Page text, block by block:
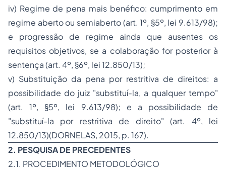
iv) Regime de pena mais benéfico: cumprimento em
regime aberto ou semiaberto (art. 1º, §5º, lei 9.613/98);
e progressão de regime ainda que ausentes os
requisitos objetivos, se a colaboração for posterior à
sentença (art. 4º, §6º, lei 12.850/13);
v) Substituição da pena por restritiva de direitos: a
possibilidade do juiz "substituí-la, a qualquer tempo"
(art. 1º, §5º, lei 9.613/98); e a possibilidade de
"substituí-la por restritiva de direito" (art. 4º, lei
12.850/13)(DORNELAS, 2015, p. 167).
2. PESQUISA DE PRECEDENTES
2.1. PROCEDIMENTO METODOLÓGICO